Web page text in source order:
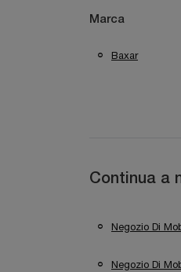
Marca
Baxar
Continua a
Negozio Di
Negozio Di